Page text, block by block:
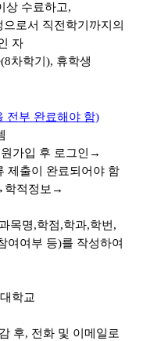
상 수료하고,
로서 직전학기까지의
자
차학기), 휴학생
전부 완료해야 함)
가입 후 로그인 →
제출이 완료되어야 함
학적정보 →
목명,학점,학과,학번,
여여부 등)를 작성하여
학교
후, 전화 및 이메일로